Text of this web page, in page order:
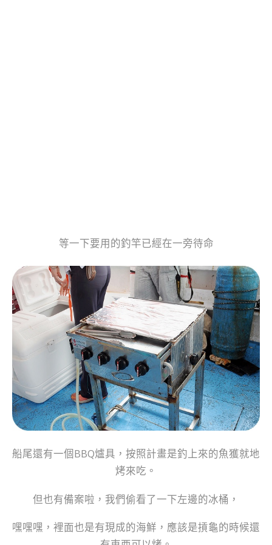
等一下要用的釣竿已經在一旁待命
船尾還有一個BBQ爐具，按照計畫是釣上來的魚獲就地
烤來吃。
但也有備案啦，我們偷看了一下左邊的冰桶，
嘿嘿嘿，裡面也是有現成的海鮮，應該是摃龜的時候還